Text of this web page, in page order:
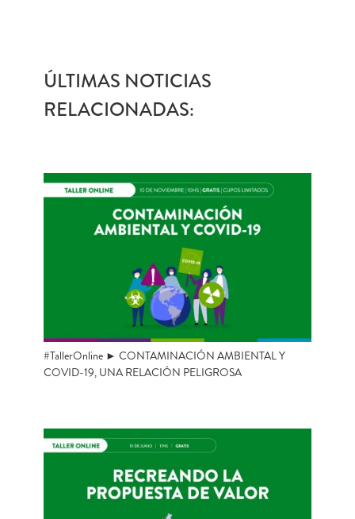
ÚLTIMAS NOTICIAS
RELACIONADAS:
#TallerOnline ► CONTAMINACIÓN AMBIENTAL Y
COVID-19, UNA RELACIÓN PELIGROSA